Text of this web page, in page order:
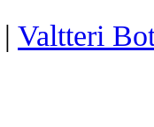
| Valtteri